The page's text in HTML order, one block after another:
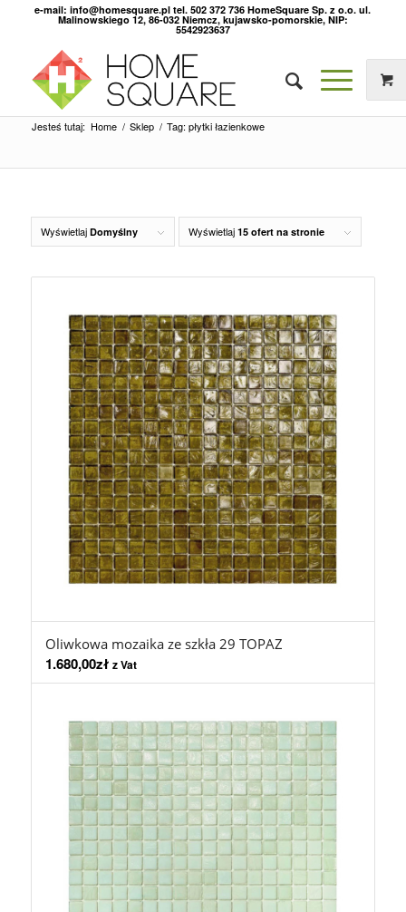
e-mail: info@homesquare.pl tel. 502 372 736 HomeSquare Sp. z o.o. ul.
Malinowskiego 12, 86-032 Niemcz, kujawsko-pomorskie, NIP:
5542923637
Jesteś tutaj: Home / Sklep / Tag: płytki łazienkowe
Wyświetlaj Domyślny Wyświetlaj 15 ofert na stronie
Oliwkowa mozaika ze szkła 29 TOPAZ
1.680,00zł z Vat